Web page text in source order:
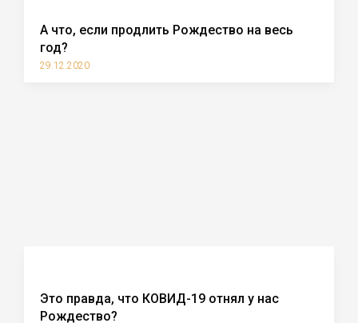
А что, если продлить Рождество на весь
год?
29.12.2020
Это правда, что КОВИД-19 отнял у нас
Рождество?